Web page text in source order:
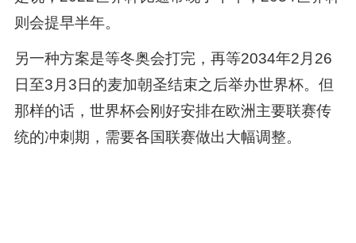
则会提早半年。
另一种方案是等冬奥会打完，再等2034年2月26
日至3月3日的麦加朝圣结束之后举办世界杯。但
那样的话，世界杯会刚好安排在欧洲主要联赛传
统的冲刺期，需要各国联赛做出大幅调整。